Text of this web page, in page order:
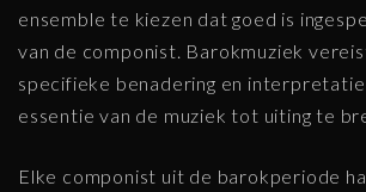
ensemble te kiezen dat goed is
van de componist. Barokmuziek
specifieke benadering en
essentie van de muziek tot uiting te
Elke componist uit de barokperiode